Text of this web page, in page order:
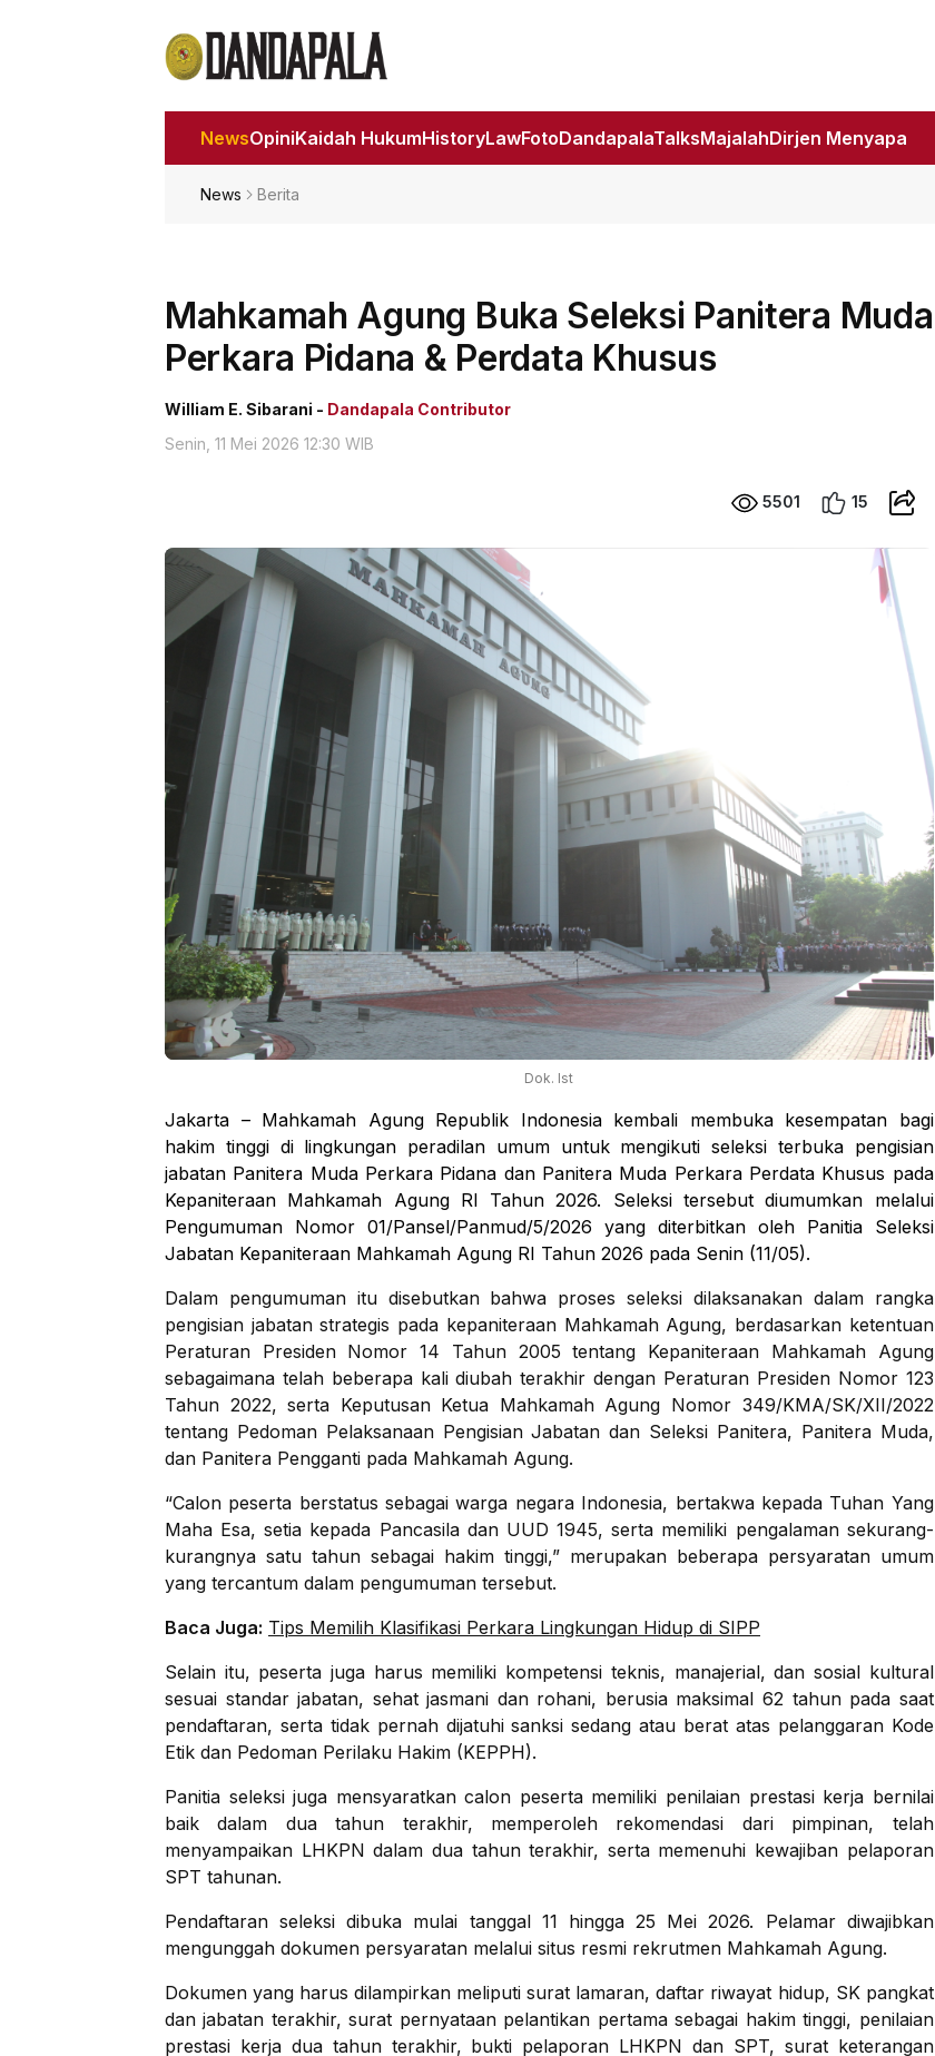
NewsOpiniKaidah HukumHistoryLawFotoDandapalaTalksMajalahDirjen Menyapa
News Berita
Mahkamah Agung Buka Seleksi Panitera Muda
Perkara Pidana & Perdata Khusus
William E. Sibarani - Dandapala Contributor
Senin, 11 Mei 2026 12:30 WIB
5501 15
Dok. Ist
Jakarta – Mahkamah Agung Republik Indonesia kembali membuka kesempatan bagi
hakim tinggi di lingkungan peradilan umum untuk mengikuti seleksi terbuka pengisian
jabatan Panitera Muda Perkara Pidana dan Panitera Muda Perkara Perdata Khusus pada
Kepaniteraan Mahkamah Agung RI Tahun 2026. Seleksi tersebut diumumkan melalui
Pengumuman Nomor 01/Pansel/Panmud/5/2026 yang diterbitkan oleh Panitia Seleksi
Jabatan Kepaniteraan Mahkamah Agung RI Tahun 2026 pada Senin (11/05).
Dalam pengumuman itu disebutkan bahwa proses seleksi dilaksanakan dalam rangka
pengisian jabatan strategis pada kepaniteraan Mahkamah Agung, berdasarkan ketentuan
Peraturan Presiden Nomor 14 Tahun 2005 tentang Kepaniteraan Mahkamah Agung
sebagaimana telah beberapa kali diubah terakhir dengan Peraturan Presiden Nomor 123
Tahun 2022, serta Keputusan Ketua Mahkamah Agung Nomor 349/KMA/SK/XII/2022
tentang Pedoman Pelaksanaan Pengisian Jabatan dan Seleksi Panitera, Panitera Muda,
dan Panitera Pengganti pada Mahkamah Agung.
“Calon peserta berstatus sebagai warga negara Indonesia, bertakwa kepada Tuhan Yang
Maha Esa, setia kepada Pancasila dan UUD 1945, serta memiliki pengalaman sekurang-
kurangnya satu tahun sebagai hakim tinggi,” merupakan beberapa persyaratan umum
yang tercantum dalam pengumuman tersebut.
Baca Juga: Tips Memilih Klasifikasi Perkara Lingkungan Hidup di SIPP
Selain itu, peserta juga harus memiliki kompetensi teknis, manajerial, dan sosial kultural
sesuai standar jabatan, sehat jasmani dan rohani, berusia maksimal 62 tahun pada saat
pendaftaran, serta tidak pernah dijatuhi sanksi sedang atau berat atas pelanggaran Kode
Etik dan Pedoman Perilaku Hakim (KEPPH).
Panitia seleksi juga mensyaratkan calon peserta memiliki penilaian prestasi kerja bernilai
baik dalam dua tahun terakhir, memperoleh rekomendasi dari pimpinan, telah
menyampaikan LHKPN dalam dua tahun terakhir, serta memenuhi kewajiban pelaporan
SPT tahunan.
Pendaftaran seleksi dibuka mulai tanggal 11 hingga 25 Mei 2026. Pelamar diwajibkan
mengunggah dokumen persyaratan melalui situs resmi rekrutmen Mahkamah Agung.
Dokumen yang harus dilampirkan meliputi surat lamaran, daftar riwayat hidup, SK pangkat
dan jabatan terakhir, surat pernyataan pelantikan pertama sebagai hakim tinggi, penilaian
prestasi kerja dua tahun terakhir, bukti pelaporan LHKPN dan SPT, surat keterangan